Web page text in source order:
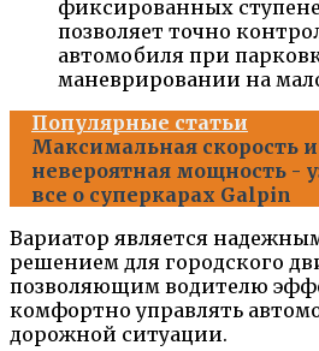
фиксированных
позволяет точно
автомобиля при
маневрировании на
Популярные статьи
Максимальная скорость и
невероятная мощность -
все о суперкарах Galpin
Вариатор является
решением для городского
позволяющим водителю
комфортно управлять
дорожной ситуации.